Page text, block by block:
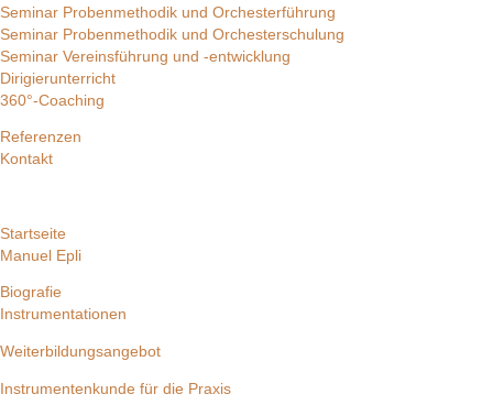
Seminar Probenmethodik und Orchesterführung
Seminar Probenmethodik und Orchesterschulung
Seminar Vereinsführung und -entwicklung
Dirigierunterricht
360°-Coaching
Referenzen
Kontakt
Startseite
Manuel Epli
Biografie
Instrumentationen
Weiterbildungsangebot
Instrumentenkunde für die Praxis